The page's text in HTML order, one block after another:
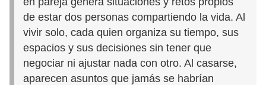
de estar dos personas compartiendo la vida. Al
vivir solo, cada quien organiza su tiempo, sus
espacios y sus decisiones sin tener que
negociar ni ajustar nada con otro. Al casarse,
aparecen asuntos que jamás se habrían